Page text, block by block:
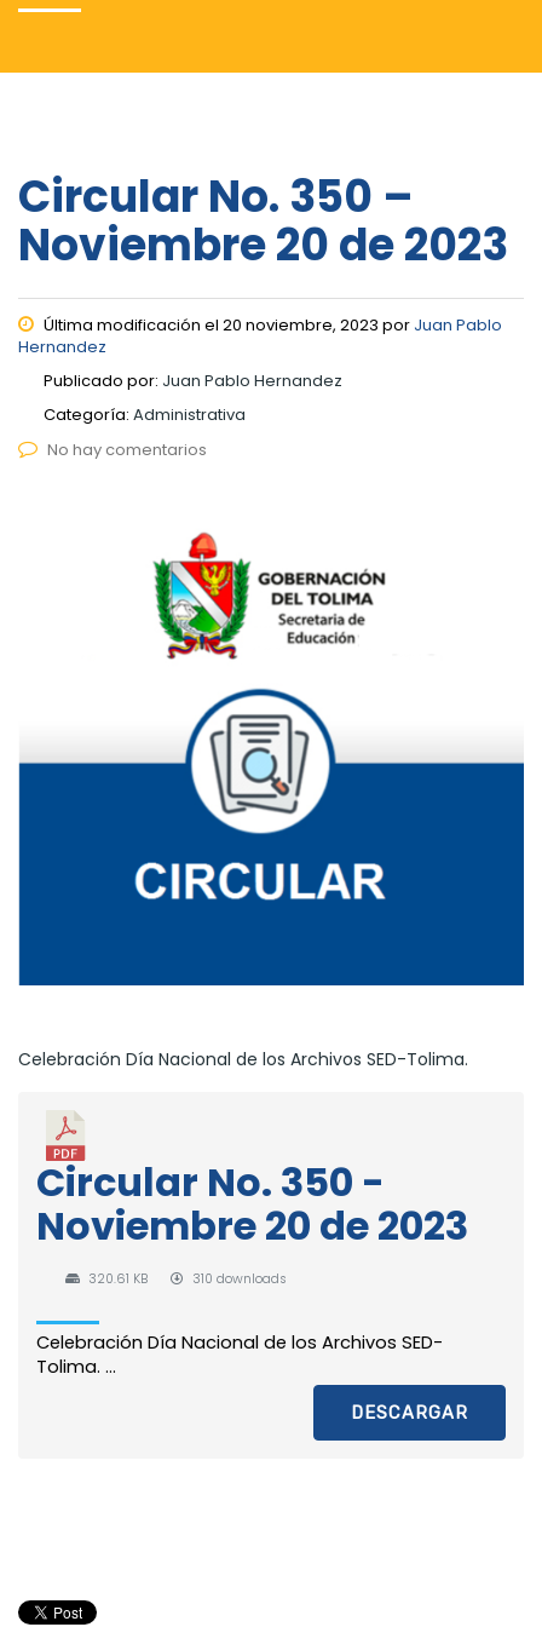
Circular No. 350 –
Noviembre 20 de 2023
Última modificación el 20 noviembre, 2023 por Juan Pablo
Hernandez
Publicado por: Juan Pablo Hernandez
Categoría: Administrativa
No hay comentarios
Celebración Día Nacional de los Archivos SED-Tolima.
Circular No. 350 -
Noviembre 20 de 2023
320.61 KB 310 downloads
Celebración Día Nacional de los Archivos SED-
Tolima. ...
DESCARGAR